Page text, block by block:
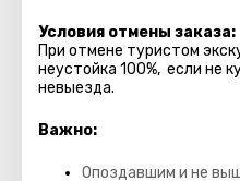
Условия отмены заказа:
При отмене туристом
неустойка 100%, если не
невыезда.
Важно:
Опоздавшим и не